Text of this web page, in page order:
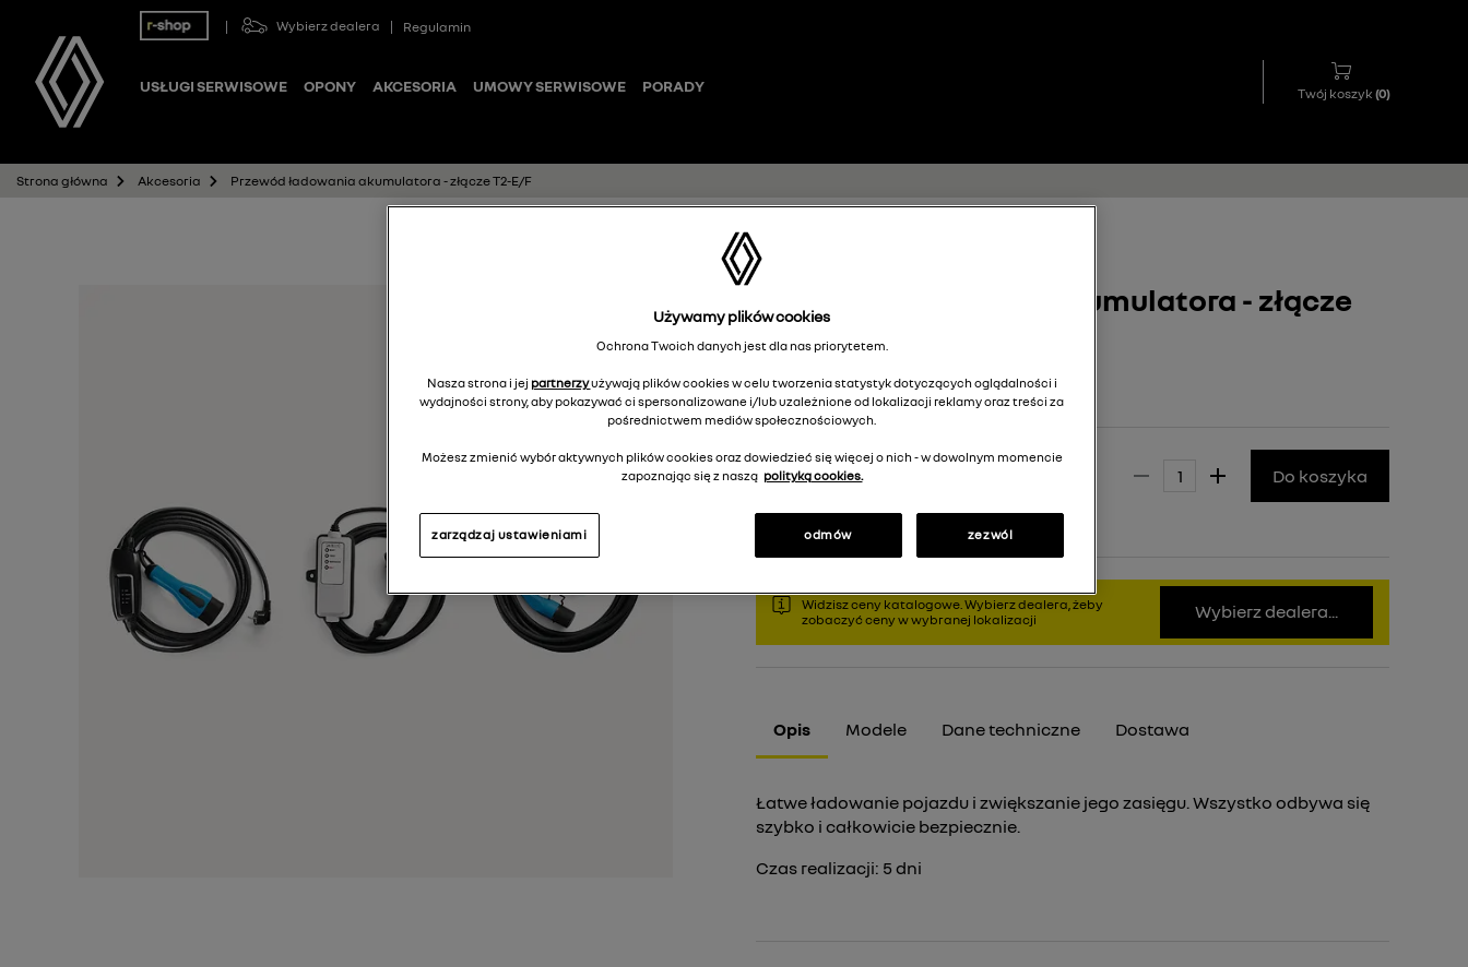
Wybierz dealera Regulamin
USŁUGI SERWISOWE OPONY AKCESORIA UMOWY SERWISOWE PORADY Twój koszyk (0)
Strona główna Akcesoria Przewód ładowania akumulatora - złącze T2-E/F
Przewód ładowania akumulatora - złącze
T2-E/F
7711943515
Cena rekomendowana: Do koszyka
Widzisz ceny katalogowe. Wybierz dealera, żeby
zobaczyć ceny w wybranej lokalizacji
Wybierz dealera...
Opis Modele Dane techniczne Dostawa
Łatwe ładowanie pojazdu i zwiększanie jego zasięgu. Wszystko odbywa się
szybko i całkowicie bezpiecznie.
Czas realizacji: 5 dni
Używamy plików cookies
Ochrona Twoich danych jest dla nas priorytetem.
Nasza strona i jej partnerzyużywają plików cookies w celu tworzenia statystyk dotyczących oglądalności i
wydajności strony, aby pokazywać ci spersonalizowane i/lub uzależnione od lokalizacji reklamy oraz treści za
pośrednictwem mediów społecznościowych.
Możesz zmienić wybór aktywnych plików cookies oraz dowiedzieć się więcej o nich - w dowolnym momencie
zapoznając się z naszą polityką cookies.
zarządzaj ustawieniami odmów zezwól